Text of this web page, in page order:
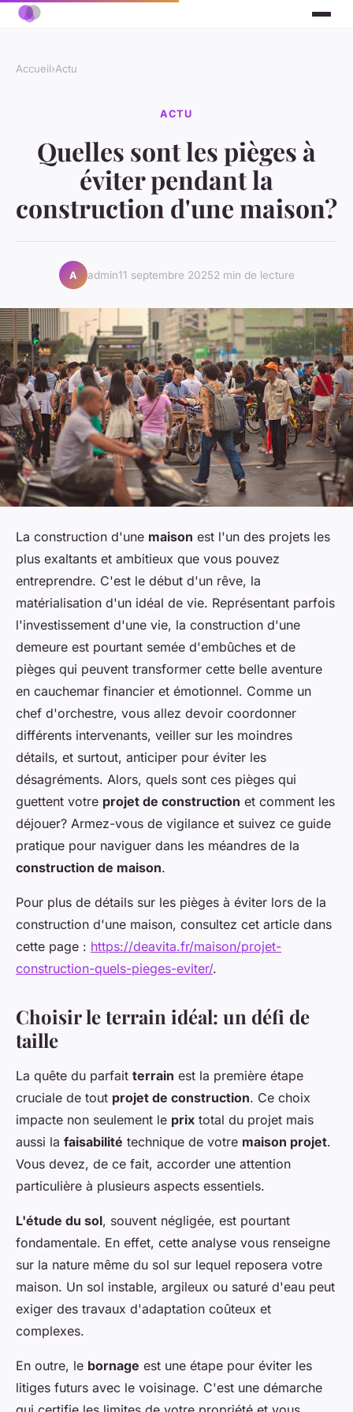
Accueil›Actu
ACTU
Quelles sont les pièges à
éviter pendant la
construction d'une maison?
A admin11 septembre 20252 min de lecture
La construction d'une maison est l'un des projets les
plus exaltants et ambitieux que vous pouvez
entreprendre. C'est le début d'un rêve, la
matérialisation d'un idéal de vie. Représentant parfois
l'investissement d'une vie, la construction d'une
demeure est pourtant semée d'embûches et de
pièges qui peuvent transformer cette belle aventure
en cauchemar financier et émotionnel. Comme un
chef d'orchestre, vous allez devoir coordonner
différents intervenants, veiller sur les moindres
détails, et surtout, anticiper pour éviter les
désagréments. Alors, quels sont ces pièges qui
guettent votre projet de construction et comment les
déjouer? Armez-vous de vigilance et suivez ce guide
pratique pour naviguer dans les méandres de la
construction de maison.
Pour plus de détails sur les pièges à éviter lors de la
construction d'une maison, consultez cet article dans
cette page : https://deavita.fr/maison/projet-
construction-quels-pieges-eviter/.
Choisir le terrain idéal: un défi de
taille
La quête du parfait terrain est la première étape
cruciale de tout projet de construction. Ce choix
impacte non seulement le prix total du projet mais
aussi la faisabilité technique de votre maison projet.
Vous devez, de ce fait, accorder une attention
particulière à plusieurs aspects essentiels.
L'étude du sol, souvent négligée, est pourtant
fondamentale. En effet, cette analyse vous renseigne
sur la nature même du sol sur lequel reposera votre
maison. Un sol instable, argileux ou saturé d'eau peut
exiger des travaux d'adaptation coûteux et
complexes.
En outre, le bornage est une étape pour éviter les
litiges futurs avec le voisinage. C'est une démarche